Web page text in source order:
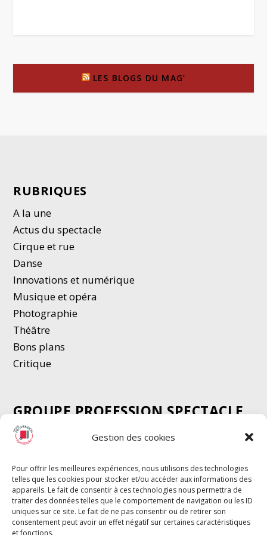
Gestion des cookies
Pour offrir les meilleures expériences, nous utilisons des technologies
telles que les cookies pour stocker et/ou accéder aux informations des
appareils. Le fait de consentir à ces technologies nous permettra de
traiter des données telles que le comportement de navigation ou les ID
uniques sur ce site. Le fait de ne pas consentir ou de retirer son
consentement peut avoir un effet négatif sur certaines caractéristiques
LES BLOGS DU MAG’
RUBRIQUES
A la une
Actus du spectacle
Cirque et rue
Danse
Innovations et numérique
Musique et opéra
Photographie
Théâtre
Bons plans
Critique
GROUPE PROFESSION SPECTACLE
Chèque Intermittents
Chèque Compta
Chèque Emploi Spectacle
G-Pods
Profession Audio-visuel
Suivre Suivre